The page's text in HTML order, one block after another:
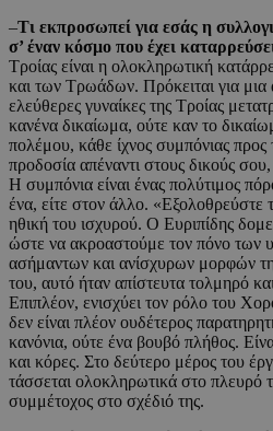
–Τι εκπροσωπεί για εσάς η
σ’ έναν κόσμο που έχει
Τροίας είναι η ολοκληρωτική
και των Τρωάδων. Πρόκειται για
ελεύθερες γυναίκες της Τροίας
κανένα δικαίωμα, ούτε καν το
πολέμου, κάθε ίχνος συμπόνιας
προδοσία απέναντι στους δικούς
Η συμπόνια είναι ένας πολύτιμος
ένα, είτε στον άλλο. «Εξολοθρεύστε
ηθική του ισχυρού. Ο Ευριπίδης
ώστε να ακροαστούμε τον πόνο των
ασήμαντων και ανίσχυρων μορφών
του, αυτό ήταν απίστευτα τολμηρό
Επιπλέον, ενισχύει τον ρόλο του
δεν είναι πλέον ουδέτερος
κανόνια, ούτε ένα βουβό πλήθος.
και κόρες. Στο δεύτερο μέρος του
τάσσεται ολοκληρωτικά στο πλευρό
συμμέτοχος στο σχέδιό της.